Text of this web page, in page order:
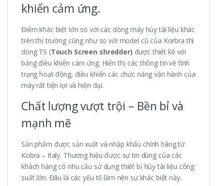
khiển cảm ứng.
Điểm khác biệt lớn so với các dòng máy hủy tài liệu khác
trên thị trường cũng như so với model cũ của Korbra thì
dòng TS (Touch Screen shredder) được thiết kế với
bảng điều khiển cảm ứng. Hiển thị các thông tin về tình
trạng hoạt động, điều khiển các chức năng vận hành của
máy rất tiện lợi và hiện đại.
Chất lượng vượt trội – Bền bỉ và
mạnh mẽ
Sản phẩm được sản xuất và nhập khẩu chính hãng từ
Kobra – Italy. Thương hiệu được sự tin dùng của các
khách hàng có nhu cầu sử dụng thiết bị hủy tài liệu công
suất lớn. Đâu là các yếu tố làm nên sự khác biệt này.